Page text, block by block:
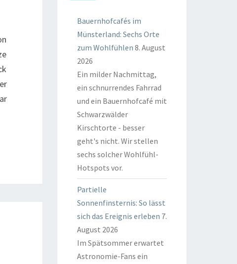
Bauernhofcafés im
Münsterland: Sechs Orte
zum Wohlfühlen 8. August
2026
Ein milder Nachmittag,
ein schnurrendes Fahrrad
und ein Bauernhofcafé mit
Schwarzwälder
Kirschtorte - besser
geht's nicht. Wir stellen
sechs solcher Wohlfühl-
Hotspots vor.
Partielle
Sonnenfinsternis: So lässt
sich das Ereignis erleben 7.
August 2026
Im Spätsommer erwartet
Astronomie-Fans ein